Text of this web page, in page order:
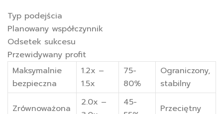
Typ podejścia
Planowany współczynnik
Odsetek sukcesu
Przewidywany profit
Maksymalnie
bezpieczna
1.2x –
1.5x
75-
80%
Ograniczony,
stabilny
Zrównoważona
2.0x –
45-
Przeciętny